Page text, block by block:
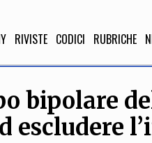
RIVISTE CODICI RUBRICHE
SOCIETÀ
Politica,
bipolare
escludere